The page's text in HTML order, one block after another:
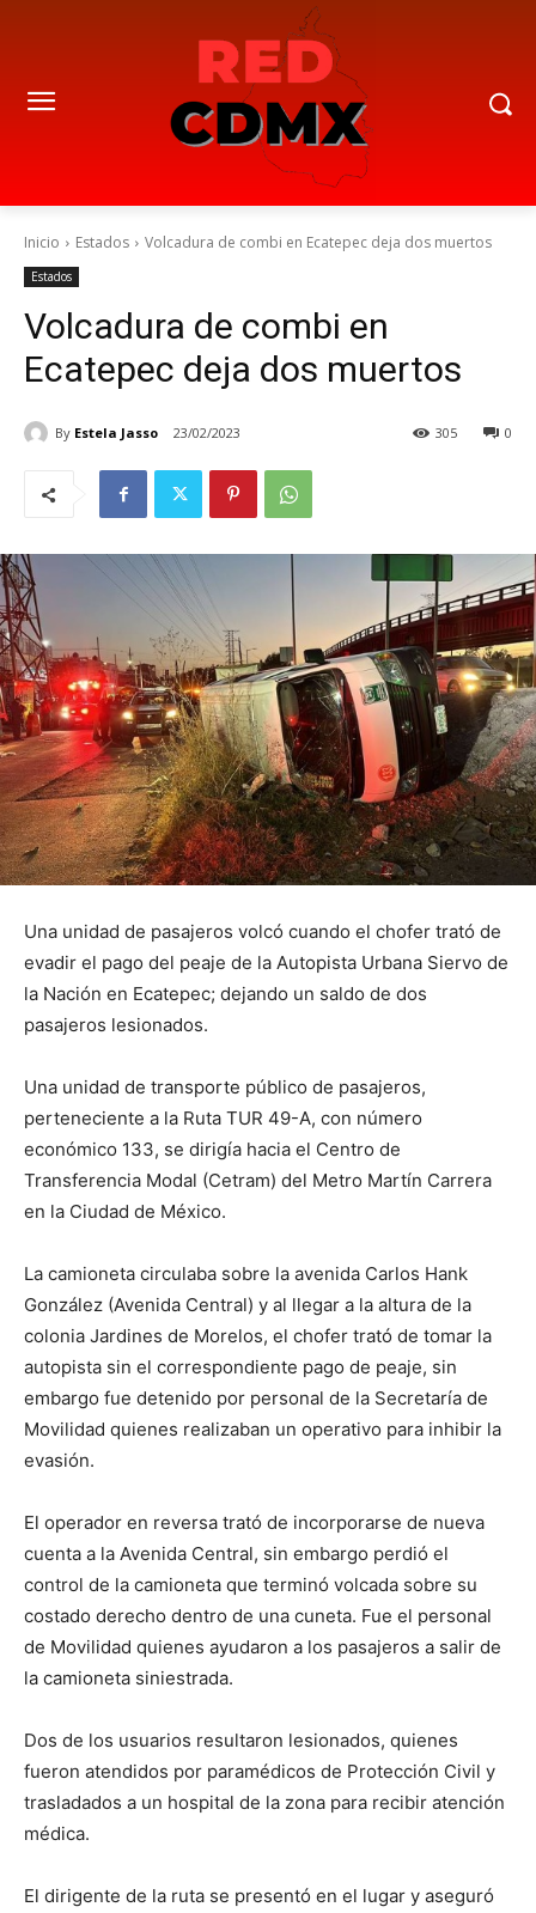
Inicio Estados Volcadura de combi en Ecatepec deja dos muertos
Estados
Volcadura de combi en
Ecatepec deja dos muertos
By Estela Jasso 23/02/2023 0
305
Una unidad de pasajeros volcó cuando el chofer trató de
evadir el pago del peaje de la Autopista Urbana Siervo de
la Nación en Ecatepec; dejando un saldo de dos
pasajeros lesionados.
Una unidad de transporte público de pasajeros,
perteneciente a la Ruta TUR 49-A, con número
económico 133, se dirigía hacia el Centro de
Transferencia Modal (Cetram) del Metro Martín Carrera
en la Ciudad de México.
La camioneta circulaba sobre la avenida Carlos Hank
González (Avenida Central) y al llegar a la altura de la
colonia Jardines de Morelos, el chofer trató de tomar la
autopista sin el correspondiente pago de peaje, sin
embargo fue detenido por personal de la Secretaría de
Movilidad quienes realizaban un operativo para inhibir la
evasión.
El operador en reversa trató de incorporarse de nueva
cuenta a la Avenida Central, sin embargo perdió el
control de la camioneta que terminó volcada sobre su
costado derecho dentro de una cuneta. Fue el personal
de Movilidad quienes ayudaron a los pasajeros a salir de
la camioneta siniestrada.
Dos de los usuarios resultaron lesionados, quienes
fueron atendidos por paramédicos de Protección Civil y
trasladados a un hospital de la zona para recibir atención
médica.
El dirigente de la ruta se presentó en el lugar y aseguró